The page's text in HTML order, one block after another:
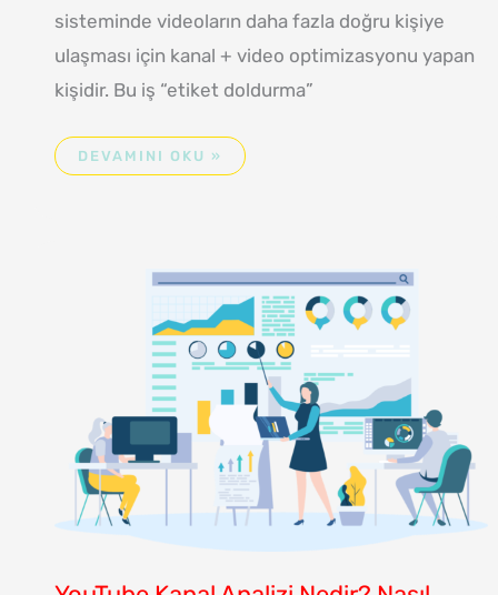
sisteminde videoların daha fazla doğru kişiye
ulaşması için kanal + video optimizasyonu yapan
kişidir. Bu iş “etiket doldurma”
DEVAMINI OKU »